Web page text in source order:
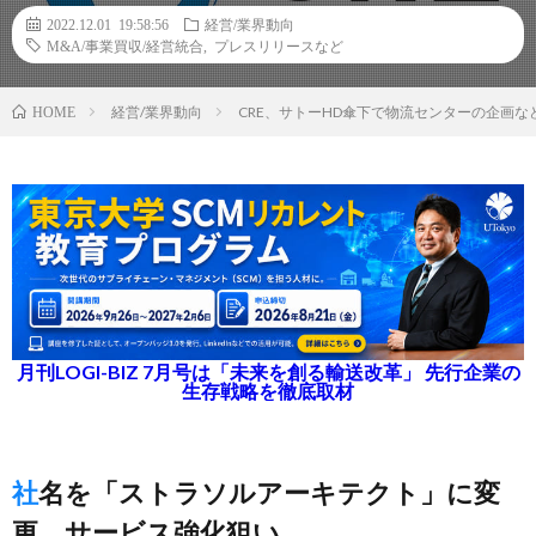
2022.12.01 19:58:56
経営/業界動向
M&A/事業買収/経営統合
プレスリリースなど
HOME 経営/業界動向 CRE、サトーHD傘下で物流センターの企画
月刊LOGI-BIZ 7月号は「未来を創る輸送改革」 先行企業の
生存戦略を徹底取材
社名を「ストラソルアーキテクト」に変